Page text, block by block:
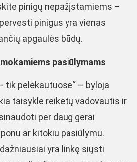
pinigų nepažįstamiems –
pinigus yra vienas
apgaulės būdų.
pasiūlymams
tik pelėkautuose“ – byloja
taisykle reikėtų vadovautis ir
per daug gerai
ar kitokiu pasiūlymu.
yra linkę siųsti